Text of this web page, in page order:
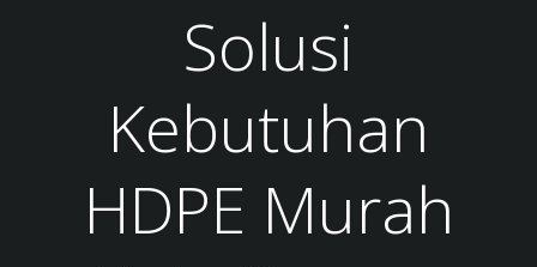
Solusi
Kebutuhan
HDPE Murah